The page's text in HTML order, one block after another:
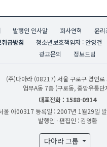
발행인 인사말 회사연혁 윤리
급방침
청소년보호책임자 : 안영건
광고문의
정보드림
(주)다아라 (08217) 서울 구로구 경인
업무A동 7층 (구로동, 중앙유통단
대표전화 : 1588-0914
울 아00317 등록일 : 2007년 1월29일
발행인 · 편집인 : 김영환
다아라 그룹